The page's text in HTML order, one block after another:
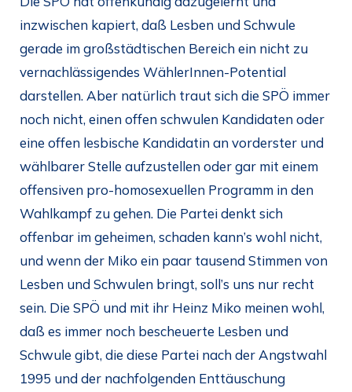
inzwischen kapiert, daß Lesben und Schwule
gerade im großstädtischen Bereich ein nicht zu
vernachlässigendes WählerInnen-Potential
darstellen. Aber natürlich traut sich die SPÖ immer
noch nicht, einen offen schwulen Kandidaten oder
eine offen lesbische Kandidatin an vorderster und
wählbarer Stelle aufzustellen oder gar mit einem
offensiven pro-homosexuellen Programm in den
Wahlkampf zu gehen. Die Partei denkt sich
offenbar im geheimen, schaden kann’s wohl nicht,
und wenn der Miko ein paar tausend Stimmen von
Lesben und Schwulen bringt, soll’s uns nur recht
sein. Die SPÖ und mit ihr Heinz Miko meinen wohl,
daß es immer noch bescheuerte Lesben und
Schwule gibt, die diese Partei nach der Angstwahl
1995 und der nachfolgenden Enttäuschung